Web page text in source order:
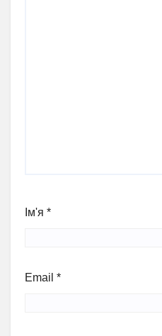
Ім'я *
Email *